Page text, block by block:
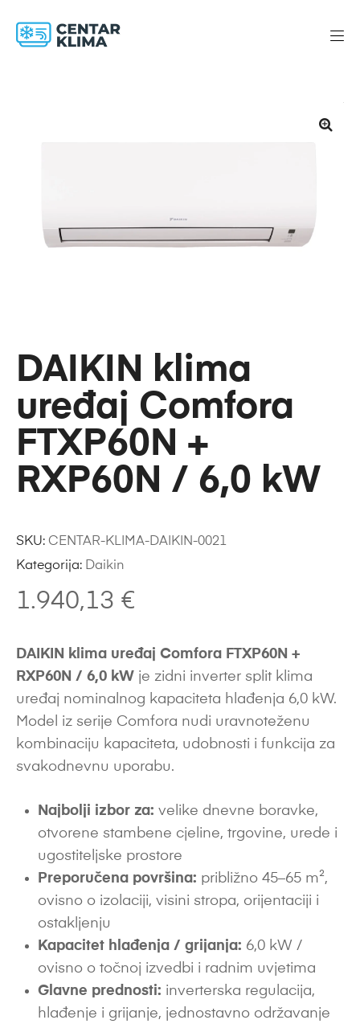
DAIKIN klima
uređaj Comfora
FTXP60N +
RXP60N / 6,0 kW
1.940,13 €
DAIKIN klima uređaj Comfora FTXP60N +
RXP60N / 6,0 kW je zidni inverter split klima
uređaj nominalnog kapaciteta hlađenja 6,0 kW.
Model iz serije Comfora nudi uravnoteženu
kombinaciju kapaciteta, udobnosti i funkcija za
svakodnevnu uporabu.
Najbolji izbor za: velike dnevne boravke,
otvorene stambene cjeline, trgovine, urede i
ugostiteljske prostore
Preporučena površina: približno 45–65 m²,
ovisno o izolaciji, visini stropa, orijentaciji i
ostakljenju
Kapacitet hlađenja / grijanja: 6,0 kW /
ovisno o točnoj izvedbi i radnim uvjetima
Glavne prednosti: inverterska regulacija,
hlađenje i grijanje, jednostavno održavanje
SKU: CENTAR-KLIMA-DAIKIN-0021
Kategorija: Daikin